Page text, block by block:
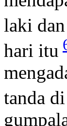
laki
hari itu
tanda